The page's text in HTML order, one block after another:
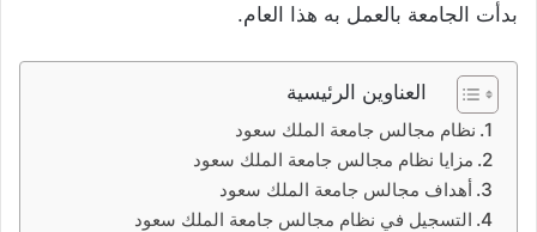
بدأت الجامعة بالعمل به هذا العام.
العناوين الرئيسية
نظام مجالس جامعة الملك سعود
مزايا نظام مجالس جامعة الملك سعود
أهداف مجالس جامعة الملك سعود
التسجيل في نظام مجالس جامعة الملك سعود